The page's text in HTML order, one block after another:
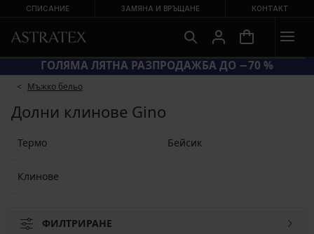
СПИСАНИЕ ЗАМЯНА И ВРЪЩАНЕ КОНТАКТ
ГОЛЯМА ЛЯТНА
НАМАЛЕНИ БАНСКИ
Мъжко бельо
Долни клинове Gino
Термо Бейсик
Клинове
ФИЛТРИРАНЕ